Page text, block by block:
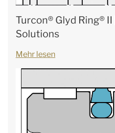
Turcon® Glyd Ring®
Solutions
Mehr lesen